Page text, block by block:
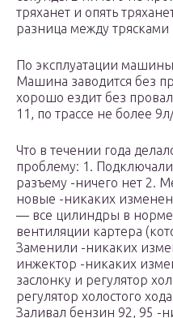
тряханет и опять
разница между трясками
По эксплуатации
Машина заводится без
хорошо ездит без
11, по трассе не более
Что в течении года
проблему: 1.
разъему -ничего нет 2.
новые -никаких
— все цилиндры в
вентиляции картера
Заменили -никаких
инжектор -никаких
заслонку и регулятор
регулятор холостого
Заливал бензин 92, 95 -